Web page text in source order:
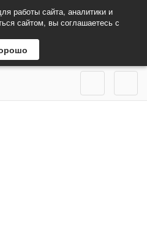
работы сайта, аналитики и
сайтом, вы соглашаетесь с